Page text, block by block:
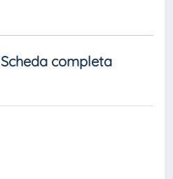
Scheda completa